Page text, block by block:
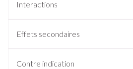
Interactions
Effets secondaires
Contre indication